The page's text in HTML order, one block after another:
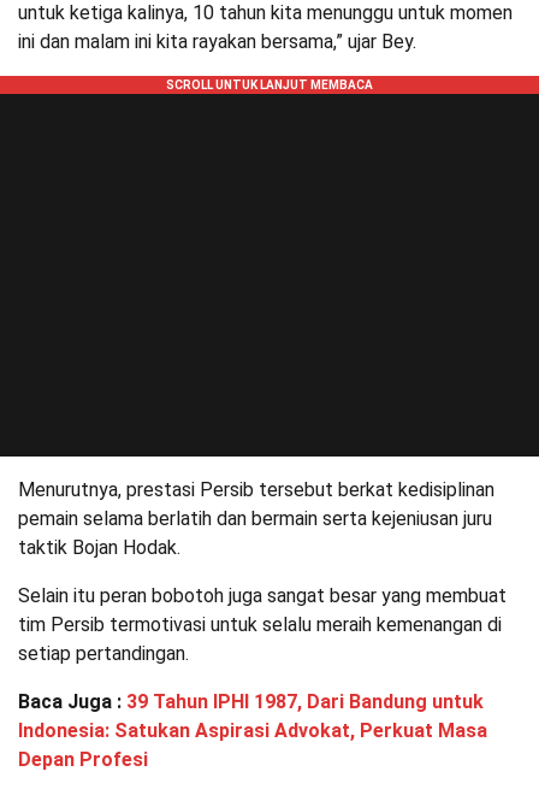
untuk ketiga kalinya, 10 tahun kita menunggu untuk momen
ini dan malam ini kita rayakan bersama,” ujar Bey.
Menurutnya, prestasi Persib tersebut berkat kedisiplinan
pemain selama berlatih dan bermain serta kejeniusan juru
taktik Bojan Hodak.
Selain itu peran bobotoh juga sangat besar yang membuat
tim Persib termotivasi untuk selalu meraih kemenangan di
setiap pertandingan.
Baca Juga : 39 Tahun IPHI 1987, Dari Bandung untuk
Indonesia: Satukan Aspirasi Advokat, Perkuat Masa
Depan Profesi